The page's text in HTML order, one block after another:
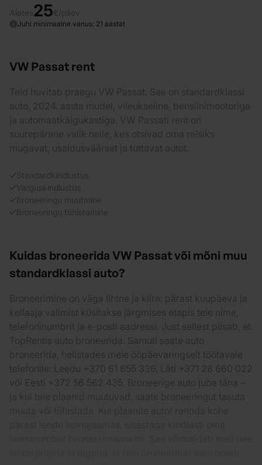
Alates25€/päev
Juhi minimaalne vanus: 21 aastat
VW Passat rent
Teid huvitab praegu VW Passat. See on standardklassi
auto, 2024. aasta mudel, viieukseline, bensiinimootoriga
ja automaatkäigukastiga. VW Passati rent on
suurepärane valik neile, kes otsivad oma reisiks
mugavat, usaldusväärset ja tuttavat autot.
Standardkindlustus
Varguskindlustus
Broneeringu muutmine
Broneeringu tühistamine
Kuidas broneerida VW Passat või mõni muu
standardklassi auto?
Broneerimine on väga lihtne ja kiire: pärast kuupäeva ja
kellaaja valimist küsitakse järgmises etapis teie nime,
telefoninumbrit ja e-posti aadressi. Just sellest piisab, et
TopRentis auto broneerida. Samuti saate auto
broneerida, helistades meie ööpäevaringselt töötavale
telefonile: Leedu +370 61 655 336, Läti +371 28 660 022
või Eesti +372 56 562 435. Broneerige auto juba täna –